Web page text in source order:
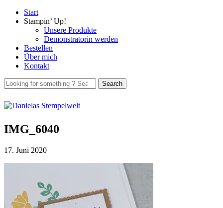
Start
Stampin’ Up!
Unsere Produkte
Demonstratorin werden
Bestellen
Über mich
Kontakt
IMG_6040
17. Juni 2020